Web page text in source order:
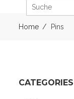
Home Pins
CATEGORIES